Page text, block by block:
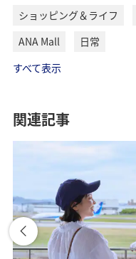
ショッピング＆ライフ
ANA Mall
日常
すべて表示
関連記事